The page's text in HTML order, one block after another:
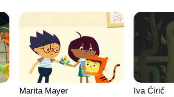
Marita Mayer Iva Ćirić